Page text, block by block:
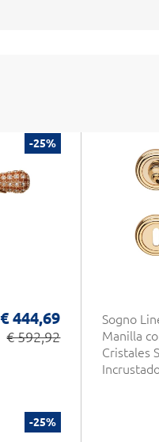
-25%
€ 444,69
€ 592,92
Sogno
Manilla
Cristales
-25%